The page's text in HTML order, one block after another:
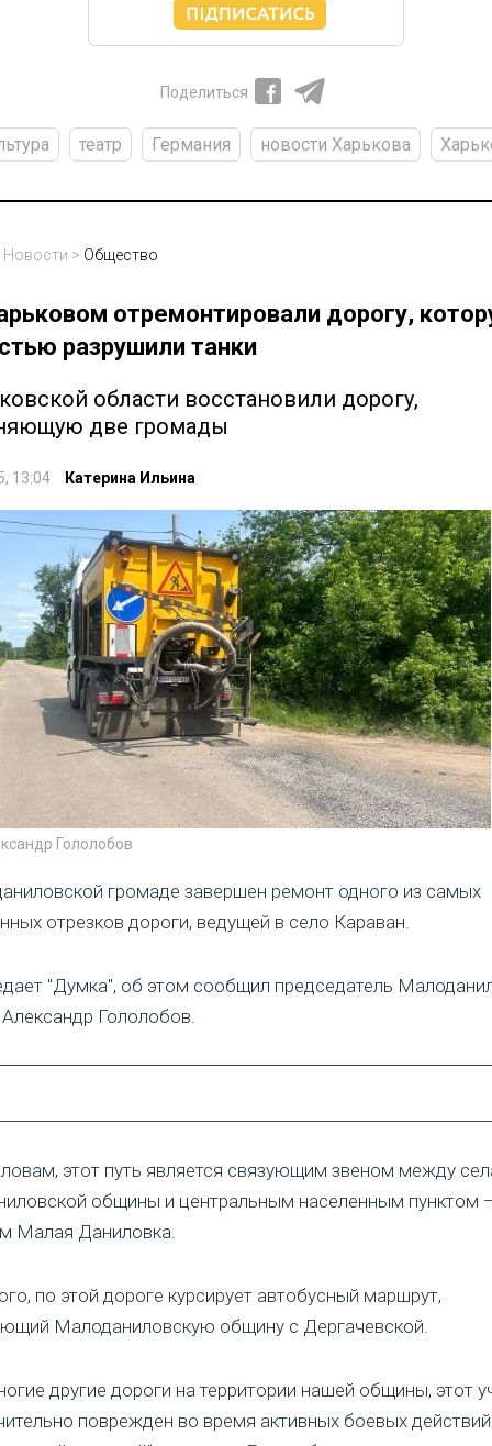
Поделиться
театр Германия новости Харькова
Новости > Общество
отремонтировали дорогу,
разрушили танки
области восстановили дорогу,
две громады
13:04 Катерина Ильина
Гололобов
громаде завершен ремонт одного из самых
отрезков дороги, ведущей в село Караван.
"Думка", об этом сообщил председатель
Гололобов.
этот путь является связующим звеном между
общины и центральным населенным пунктом
Малая Даниловка.
по этой дороге курсирует автобусный маршрут,
Малоданиловскую общину с Дергачевской.
другие дороги на территории нашей общины, этот
поврежден во время активных боевых